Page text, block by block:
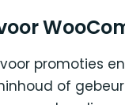
promoties
of